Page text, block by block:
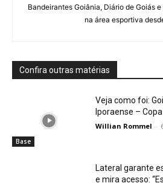
Bandeirantes Goiânia, Diário de Goiás
na área esportiva
Confira outras matérias
Base
Veja como foi:
Iporaense –
Willian Rommel -
Lateral garante
e mira acesso: